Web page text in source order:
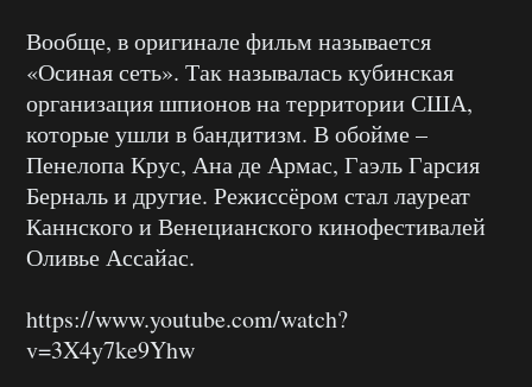
Вообще, в оригинале фильм называется
«Осиная сеть». Так называлась кубинская
организация шпионов на территории США,
которые ушли в бандитизм. В обойме –
Пенелопа Крус, Ана де Армас, Гаэль Гарсия
Берналь и другие. Режиссёром стал лауреат
Каннского и Венецианского кинофестивалей
Оливье Ассайас.
https://www.youtube.com/watch?
v=3X4y7ke9Yhw